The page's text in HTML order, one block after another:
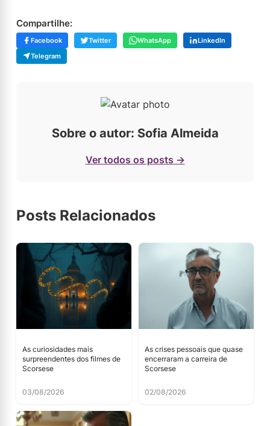
Compartilhe:
Facebook Twitter WhatsApp
LinkedIn
Telegram
Sobre o autor: Sofia Almeida
Ver todos os posts →
Posts Relacionados
As curiosidades mais
surpreendentes dos filmes de
Scorsese
03/08/2026
As crises pessoais que quase
encerraram a carreira de
Scorsese
02/08/2026